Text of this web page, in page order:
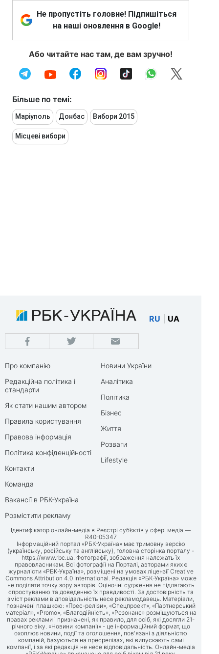
Не пропустіть головне! Підпишіться
на наші оновлення в Google!
Або читайте нас там, де вам зручно!
Більше по темі:
Маріуполь Донбас Вибори 2015
Місцеві вибори
RU UA
Про компанію
Редакційна політика і
стандарти
Як стати нашим автором
Правила користування
Правова інформація
Політика конфіденційності
Контакти
Команда
Вакансії в РБК-Україна
Розмістити рекламу
Новини України
Аналітика
Політика
Бізнес
Життя
Розваги
Lifestyle
Ідентифікатор онлайн-медіа в Реєстрі суб’єктів у сфері медіа —
R40-05347
Інформаційний портал «РБК-Україна» має тримовну версію
(українську, російську та англійську), головна сторінка порталу -
https://www.rbc.ua. Фотографії, зображення належать їх
правовласникам. Всі фотографії на Порталі, авторами яких є
журналісти «РБК-Україна», розміщені на умовах ліцензії Creative
Commons Attribution 4.0 International. Редакція «РБК-Україна» може
не поділяти точку зору авторів. Оціночні судження не підлягають
спростуванню та доведенню їх правдивості. За достовірність та
зміст реклами відповідальність несе рекламодавець. Матеріали,
позначені плашкою: «Прес-релізи», «Спецпроект», «Партнерський
матеріал», «Promo», «Благодійність», «Резонанс» розміщуються на
правах реклами і призначені, як правило, для осіб, які досягли 21-
річного віку. «Новини компанії» - це інформаційний формат, що
охоплює новини, події та оголошення, пов'язані з діяльністю
компаній, базуються на пресрелізах, які випускають самі
компанії, і за які редакція не несе відповідальність. Онлайн-медіа